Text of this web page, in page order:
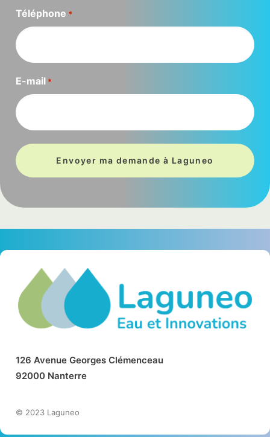
Téléphone *
E-mail *
126 Avenue Georges Clémenceau
92000 Nanterre
© 2023 Laguneo